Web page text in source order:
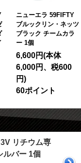
ニューエラ 59FIFTY
ブルックリン・ネッツ
ブラック チームカラ
ー 1個
6,600円(本体
6,000円、税600
円)
60ポイント
リチウム専
ルバー 1個